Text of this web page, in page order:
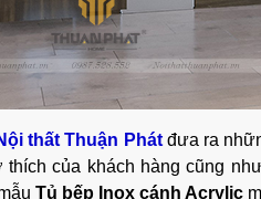
thất Thuận Phát đưa ra
của khách hàng cũng
Tủ bếp Inox cánh Acrylic